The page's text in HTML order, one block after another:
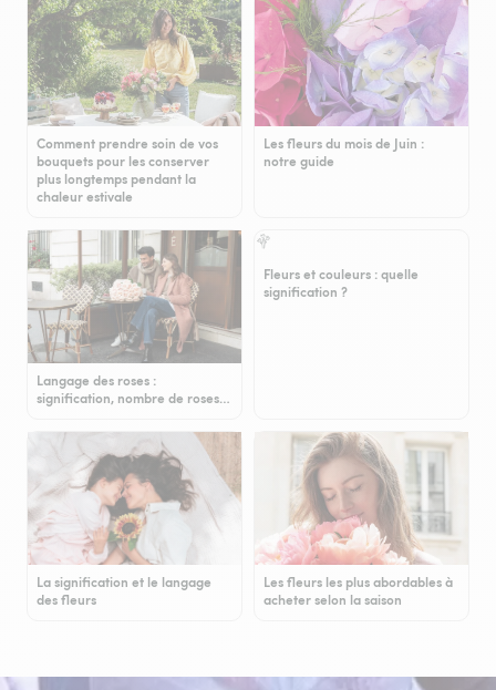
Comment prendre soin de vos
bouquets pour les conserver
plus longtemps pendant la
chaleur estivale
Les fleurs du mois de Juin :
notre guide
Langage des roses :
signification, nombre de roses…
Fleurs et couleurs : quelle
signification ?
La signification et le langage
des fleurs
Les fleurs les plus abordables à
acheter selon la saison